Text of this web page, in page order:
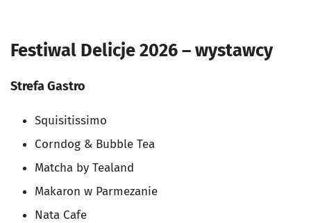
Festiwal Delicje 2026 – wystawcy
Strefa Gastro
Squisitissimo
Corndog & Bubble Tea
Matcha by Tealand
Makaron w Parmezanie
Nata Cafe